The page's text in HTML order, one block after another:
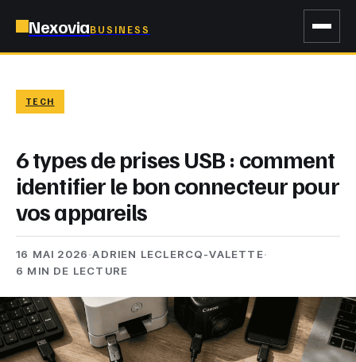
NexoviaBUSINESS
TECH
6 types de prises USB : comment
identifier le bon connecteur pour
vos appareils
16 MAI 2026·ADRIEN LECLERCQ-VALETTE·
6 MIN DE LECTURE